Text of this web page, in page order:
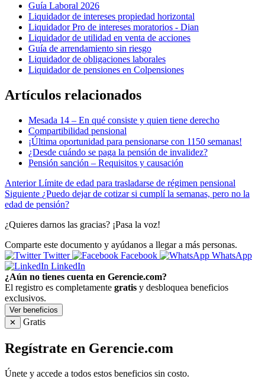
Guía Laboral 2026
Liquidador de intereses propiedad horizontal
Liquidador Pro de intereses moratorios - Dian
Liquidador de utilidad en venta de acciones
Guía de arrendamiento sin riesgo
Liquidador de obligaciones laborales
Liquidador de pensiones en Colpensiones
Artículos relacionados
Mesada 14 – En qué consiste y quien tiene derecho
Compartibilidad pensional
¡Última oportunidad para pensionarse con 1150 semanas!
¿Desde cuándo se paga la pensión de invalidez?
Pensión sanción – Requisitos y causación
Anterior Límite de edad para trasladarse de régimen pensional
Siguiente ¿Puedo dejar de cotizar si cumplí la semanas, pero no la
edad de pensión?
¿Quieres darnos las gracias? ¡Pasa la voz!
Comparte este documento y ayúdanos a llegar a más personas.
Twitter
Facebook
WhatsApp
LinkedIn
¿Aún no tienes cuenta en Gerencie.com?
El registro es completamente gratis y desbloquea beneficios
exclusivos.
Ver beneficios
✕
Gratis
Regístrate en Gerencie.com
Únete y accede a todos estos beneficios sin costo.